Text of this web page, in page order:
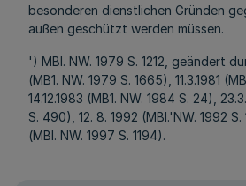
besonderen dienstlichen Gründen
außen geschützt werden müssen.
') MBl. NW. 1979 S. 1212, geändert
(MB1. NW. 1979 S. 1665), 11.3.1981
14.12.1983 (MB1. NW. 1984 S. 24),
S. 490), 12. 8. 1992 (MBl.'NW. 1992
(MBl. NW. 1997 S. 1194).